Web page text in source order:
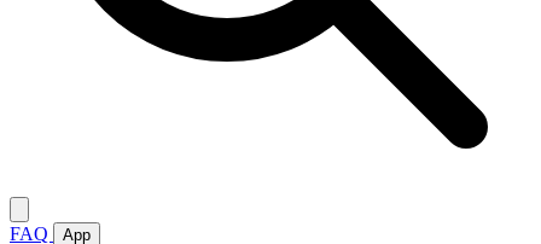
FAQ App